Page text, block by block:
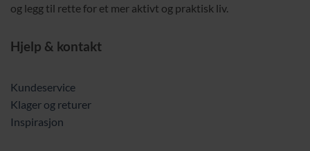
og legg til rette for et mer aktivt og praktisk liv.
Hjelp & kontakt
Kundeservice
Klager og returer
Inspirasjon